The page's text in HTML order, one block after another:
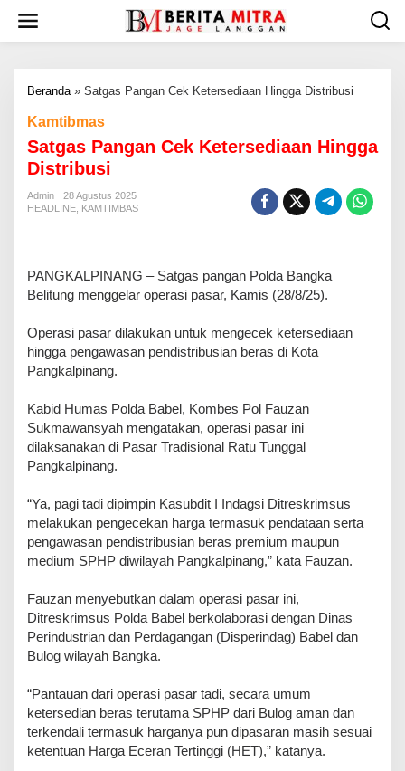
w
Beranda» Satgas Pangan Cek Ketersediaan Hingga Distribusi
Kamtibmas
Satgas Pangan Cek Ketersediaan Hingga
Distribusi
Admin
28 Agustus 2025
HEADLINE KAMTIMBAS
PANGKALPINANG – Satgas pangan Polda Bangka
Belitung menggelar operasi pasar, Kamis (28/8/25).
Operasi pasar dilakukan untuk mengecek ketersediaan
hingga pengawasan pendistribusian beras di Kota
Pangkalpinang.
Kabid Humas Polda Babel, Kombes Pol Fauzan
Sukmawansyah mengatakan, operasi pasar ini
dilaksanakan di Pasar Tradisional Ratu Tunggal
Pangkalpinang.
“Ya, pagi tadi dipimpin Kasubdit I Indagsi Ditreskrimsus
melakukan pengecekan harga termasuk pendataan serta
pengawasan pendistribusian beras premium maupun
medium SPHP diwilayah Pangkalpinang,” kata Fauzan.
Fauzan menyebutkan dalam operasi pasar ini,
Ditreskrimsus Polda Babel berkolaborasi dengan Dinas
Perindustrian dan Perdagangan (Disperindag) Babel dan
Bulog wilayah Bangka.
“Pantauan dari operasi pasar tadi, secara umum
ketersedian beras terutama SPHP dari Bulog aman dan
terkendali termasuk harganya pun dipasaran masih sesuai
ketentuan Harga Eceran Tertinggi (HET),” katanya.